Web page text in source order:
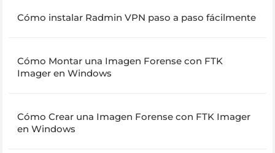
Cómo instalar Radmin VPN paso a paso fácilmente
Cómo Montar una Imagen Forense con FTK
Imager en Windows
Cómo Crear una Imagen Forense con FTK Imager
en Windows